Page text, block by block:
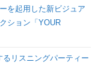
を起用した新ビジュア
ション「YOUR
リスニングパーティー